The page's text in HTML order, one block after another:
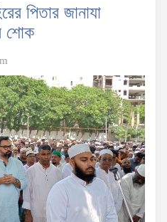
পিতার জানাযা
শোক